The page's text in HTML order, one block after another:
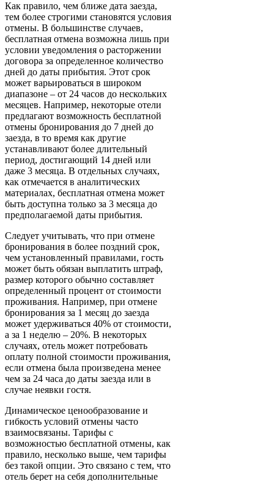
Как правило, чем ближе дата заезда,
тем более строгими становятся условия
отмены. В большинстве случаев,
бесплатная отмена возможна лишь при
условии уведомления о расторжении
договора за определенное количество
дней до даты прибытия. Этот срок
может варьироваться в широком
диапазоне – от 24 часов до нескольких
месяцев. Например, некоторые отели
предлагают возможность бесплатной
отмены бронирования до 7 дней до
заезда, в то время как другие
устанавливают более длительный
период, достигающий 14 дней или
даже 3 месяца. В отдельных случаях,
как отмечается в аналитических
материалах, бесплатная отмена может
быть доступна только за 3 месяца до
предполагаемой даты прибытия.
Следует учитывать, что при отмене
бронирования в более поздний срок,
чем установленный правилами, гость
может быть обязан выплатить штраф,
размер которого обычно составляет
определенный процент от стоимости
проживания. Например, при отмене
бронирования за 1 месяц до заезда
может удерживаться 40% от стоимости,
а за 1 неделю – 20%. В некоторых
случаях, отель может потребовать
оплату полной стоимости проживания,
если отмена была произведена менее
чем за 24 часа до даты заезда или в
случае неявки гостя.
Динамическое ценообразование и
гибкость условий отмены часто
взаимосвязаны. Тарифы с
возможностью бесплатной отмены, как
правило, несколько выше, чем тарифы
без такой опции. Это связано с тем, что
отель берет на себя дополнительные